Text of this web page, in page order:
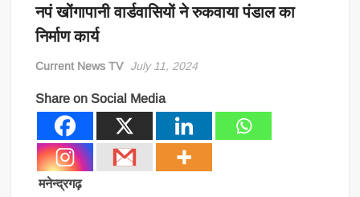
नपं खोंगापानी वार्डवासियों ने रुकवाया पंडाल का
निर्माण कार्य
Current News TV July 11, 2024
Share on Social Media
मनेन्द्रगढ़